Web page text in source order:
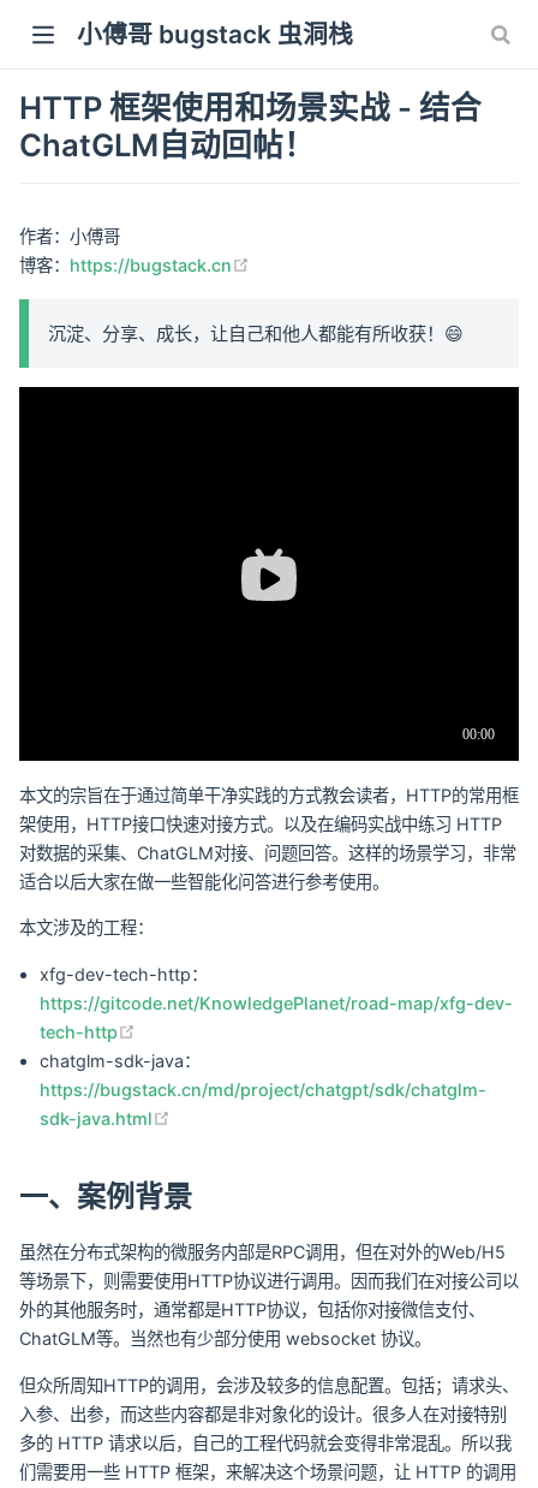
小傅哥 bugstack 虫洞栈
HTTP 框架使用和场景实战 - 结合
ChatGLM自动回帖！
作者：小傅哥
博客： https://bugstack.cn
沉淀、分享、成长，让自己和他人都能有所收获！😄
本文的宗旨在于通过简单干净实践的方式教会读者，HTTP的常用框
架使用，HTTP接口快速对接方式。以及在编码实战中练习 HTTP
对数据的采集、ChatGLM对接、问题回答。这样的场景学习，非常
适合以后大家在做一些智能化问答进行参考使用。
本文涉及的工程：
xfg-dev-tech-http：
https://gitcode.net/KnowledgePlanet/road-map/xfg-dev-
tech-http
chatglm-sdk-java：
https://bugstack.cn/md/project/chatgpt/sdk/chatglm-
sdk-java.html
一、案例背景
虽然在分布式架构的微服务内部是RPC调用，但在对外的Web/H5
等场景下，则需要使用HTTP协议进行调用。因而我们在对接公司以
外的其他服务时，通常都是HTTP协议，包括你对接微信支付、
ChatGLM等。当然也有少部分使用 websocket 协议。
但众所周知HTTP的调用，会涉及较多的信息配置。包括；请求头、
入参、出参，而这些内容都是非对象化的设计。很多人在对接特别
多的 HTTP 请求以后，自己的工程代码就会变得非常混乱。所以我
们需要用一些 HTTP 框架，来解决这个场景问题，让 HTTP 的调用